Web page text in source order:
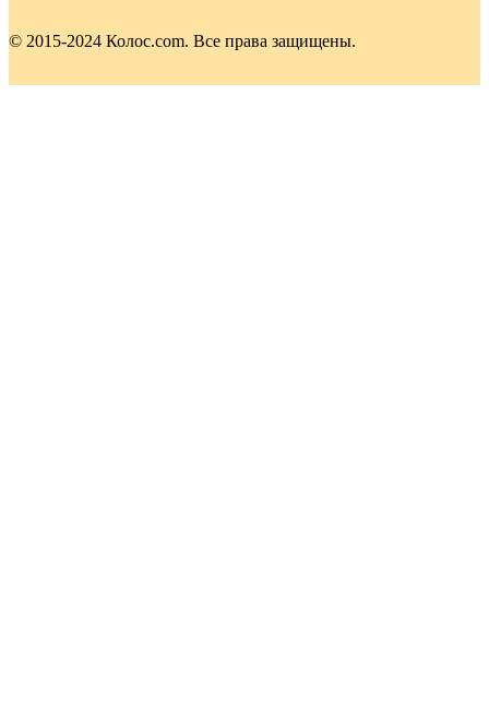
© 2015-2024 Колос.com. Все права защищены.